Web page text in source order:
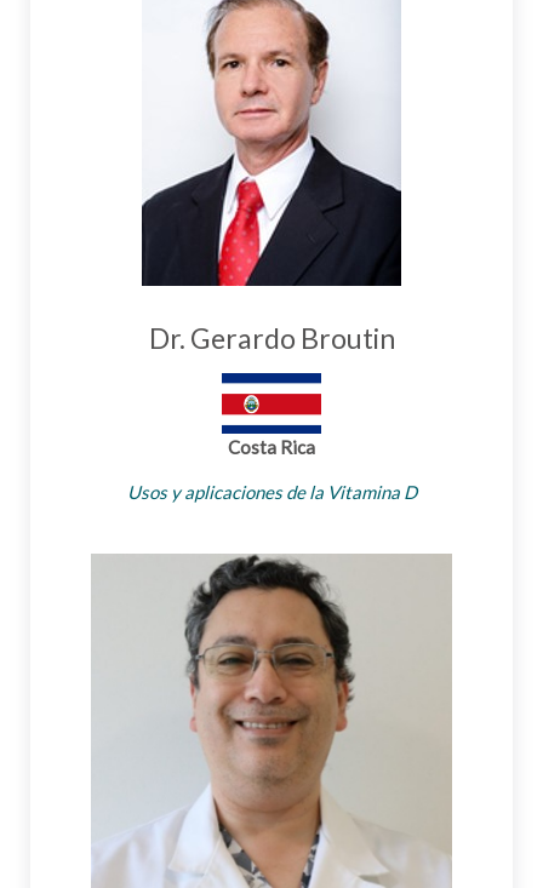
Dr. Gerardo Broutin
Costa Rica
Usos y aplicaciones de la Vitamina D